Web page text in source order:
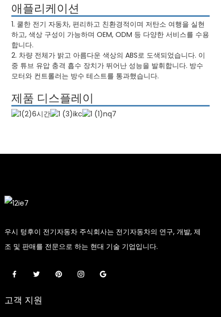
애플리케이션
1. 쿨한 전기 자동차, 편리하고 친환경적이며 저탄소 여행을 실현
하고, 색상 구성이 가능하며 OEM, ODM 등 다양한 서비스를 수용
합니다.
2. 차량 전체가 밝고 아름다운 색상의 ABS로 도색되었습니다. 이
중 튜브 유압 충격 흡수 장치가 뛰어난 성능을 발휘합니다. 방수
모터와 컨트롤러는 방수 테스트를 통과했습니다.
제품 디스플레이
우시 텅후이 전기자동차 주식회사는 전기자동차의 연구, 개발, 제
조 및 판매를 전문으로 하는 현대 기술 기업입니다.
고객 지원